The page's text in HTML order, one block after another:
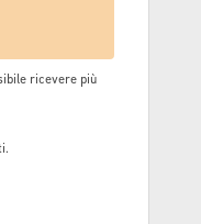
ricevere più